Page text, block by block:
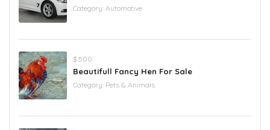
Category: Automotive
$ 500
Beautifull Fancy Hen For Sale
Category: Pets & Animals